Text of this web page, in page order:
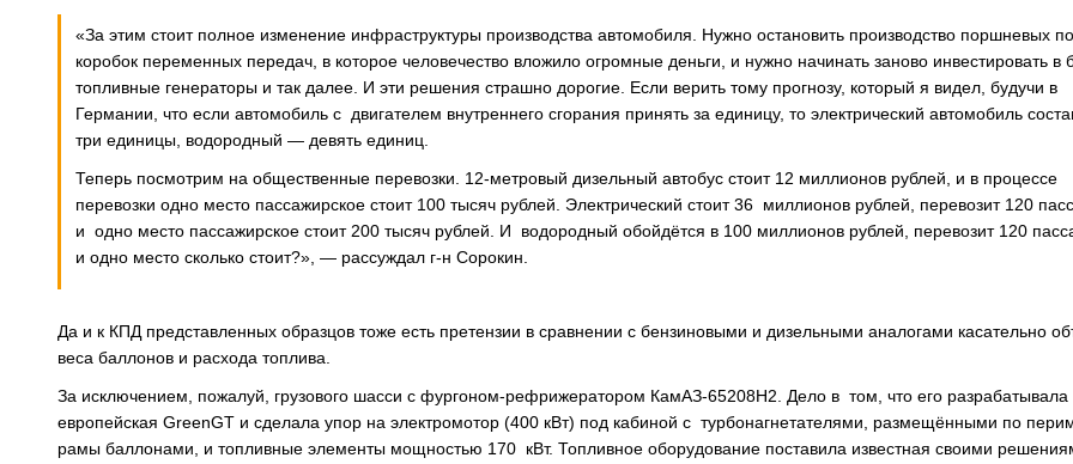
«За этим стоит полное изменение инфраструктуры производства автомобиля. Нужно остановить производство поршневых
коробок переменных передач, в которое человечество вложило огромные деньги, и нужно начинать заново инвестировать в
топливные генераторы и так далее. И эти решения страшно дорогие. Если верить тому прогнозу, который я видел, будучи в
Германии, что если автомобиль с двигателем внутреннего сгорания принять за единицу, то электрический автомобиль
три единицы, водородный — девять единиц.
Теперь посмотрим на общественные перевозки. 12-метровый дизельный автобус стоит 12 миллионов рублей, и в процессе
перевозки одно место пассажирское стоит 100 тысяч рублей. Электрический стоит 36 миллионов рублей, перевозит 120
и одно место пассажирское стоит 200 тысяч рублей. И водородный обойдётся в 100 миллионов рублей, перевозит 120
и одно место сколько стоит?», — рассуждал г-н Сорокин.
Да и к КПД представленных образцов тоже есть претензии в сравнении с бензиновыми и дизельными аналогами касательно
веса баллонов и расхода топлива.
За исключением, пожалуй, грузового шасси с фургоном-рефрижератором КамАЗ-65208Н2. Дело в том, что его разрабатывала
европейская GreenGT и сделала упор на электромотор (400 кВт) под кабиной с турбонагнетателями, размещёнными по
рамы баллонами, и топливные элементы мощностью 170 кВт. Топливное оборудование поставила известная своими